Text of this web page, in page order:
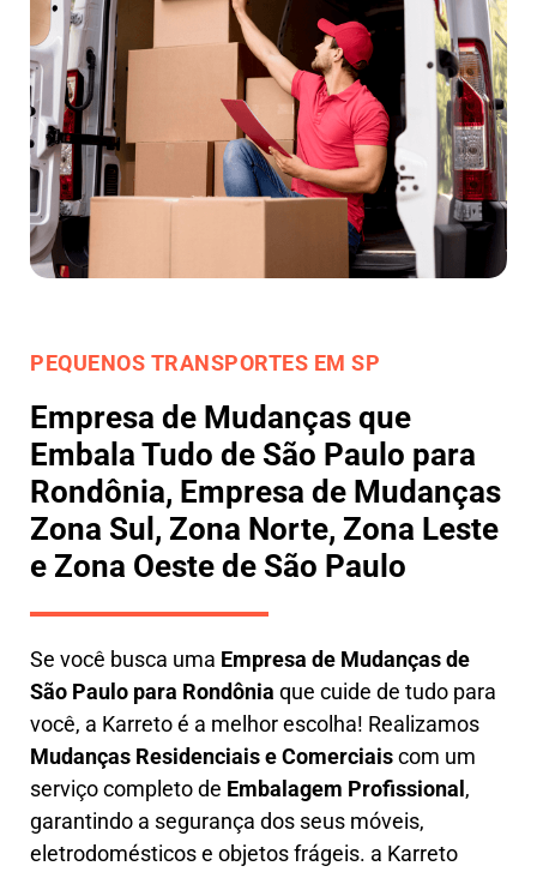
PEQUENOS TRANSPORTES EM SP
Empresa de Mudanças que
Embala Tudo de São Paulo para
Rondônia, Empresa de Mudanças
Zona Sul, Zona Norte, Zona Leste
e Zona Oeste de São Paulo
Se você busca uma Empresa de Mudanças de
São Paulo para Rondônia que cuide de tudo para
você, a Karretoé a melhor escolha! Realizamos
Mudanças Residenciais e Comerciaiscom um
serviço completo de Embalagem Profissional ,
garantindo a segurança dos seus móveis,
eletrodomésticos e objetos frágeis. a Karreto